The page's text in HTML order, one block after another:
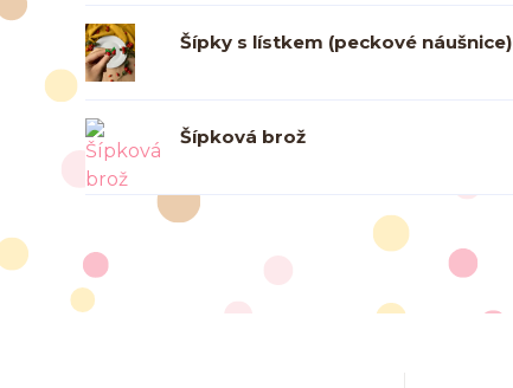
Šípky s lístkem (peckové náušnice)
Šípková brož